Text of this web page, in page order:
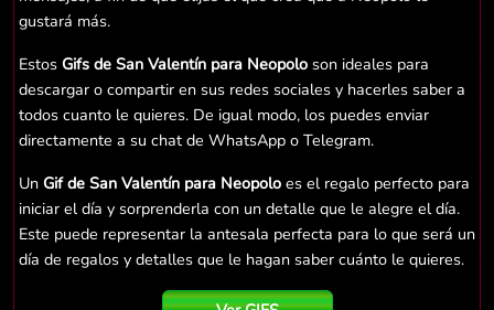
gustará más.
Estos Gifs de San Valentín para Neopolo son ideales para
descargar o compartir en sus redes sociales y hacerles saber a
todos cuanto le quieres. De igual modo, los puedes enviar
directamente a su chat de WhatsApp o Telegram.
Un Gif de San Valentín para Neopolo es el regalo perfecto para
iniciar el día y sorprenderla con un detalle que le alegre el día.
Este puede representar la antesala perfecta para lo que será un
día de regalos y detalles que le hagan saber cuánto le quieres.